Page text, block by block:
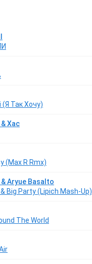
(Я Так Хочу)
Хас
(Max R Rmx)
& Aryue Basalto
Big Party (Lipich Mash-Up)
The World